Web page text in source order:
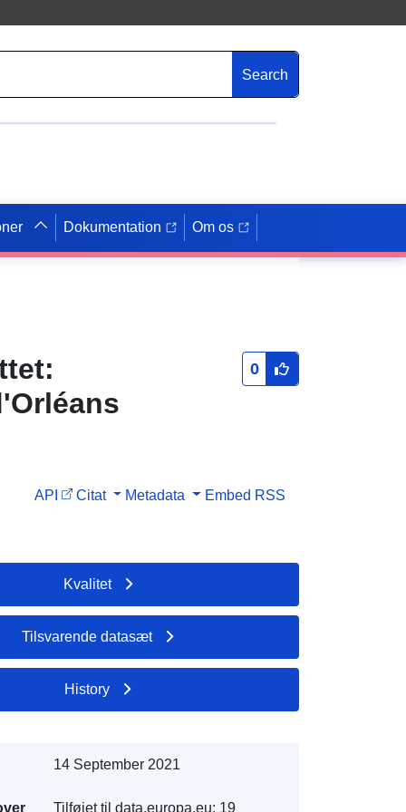
Search
Dokumentation Om os
0
API Citat Metadata Embed RSS
Kvalitet
Tilsvarende datasæt
History
14 September 2021
Tilføjet til data.europa.eu: 19